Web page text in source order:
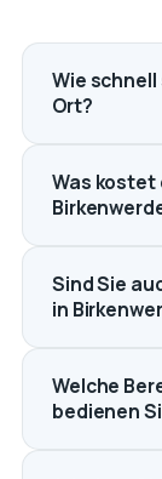
Wie schnell
Ort?
Was kostet
Sind Sie
in
Welche
bedienen